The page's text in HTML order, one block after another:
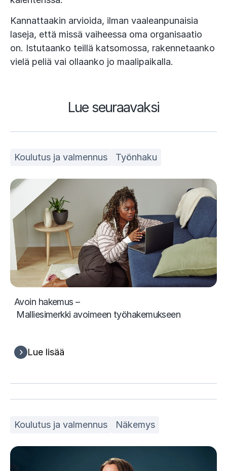
Kannattaakin arvioida, ilman vaaleanpunaisia
laseja, että missä vaiheessa oma organisaatio
on. Istutaanko teillä katsomossa, rakennetaanko
vielä peliä vai ollaanko jo maalipaikalla.
Lue seuraavaksi
Koulutus ja valmennus Työnhaku
Avoin hakemus –
Malliesimerkki avoimeen työhakemukseen
Lue lisää
Koulutus ja valmennus Näkemys